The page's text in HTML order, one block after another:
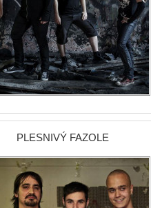
PLESNIVÝ FAZOLE